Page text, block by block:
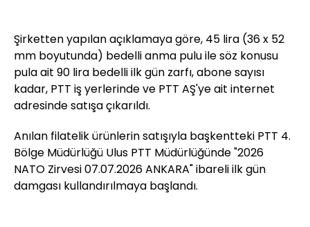
Şirketten yapılan açıklamaya göre, 45 lira (36 x 52
mm boyutunda) bedelli anma pulu ile söz konusu
pula ait 90 lira bedelli ilk gün zarfı, abone sayısı
kadar, PTT iş yerlerinde ve PTT AŞ'ye ait internet
adresinde satışa çıkarıldı.
Anılan filatelik ürünlerin satışıyla başkentteki PTT 4.
Bölge Müdürlüğü Ulus PTT Müdürlüğünde "2026
NATO Zirvesi 07.07.2026 ANKARA" ibareli ilk gün
damgası kullandırılmaya başlandı.​​​​​​​​​​​​​​